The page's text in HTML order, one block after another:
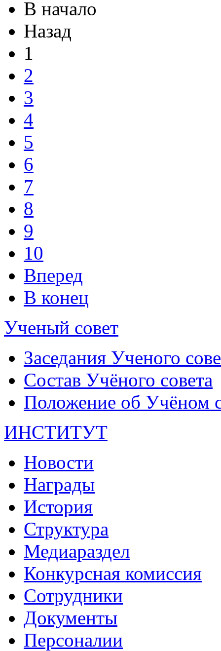
В начало
Назад
1
2
3
4
5
6
7
8
9
10
Вперед
В конец
Ученый совет
Заседания Ученого
Состав Учёного совета
Положение об Учёном
ИНСТИТУТ
Новости
Награды
История
Структура
Медиараздел
Конкурсная комиссия
Сотрудники
Документы
Персоналии